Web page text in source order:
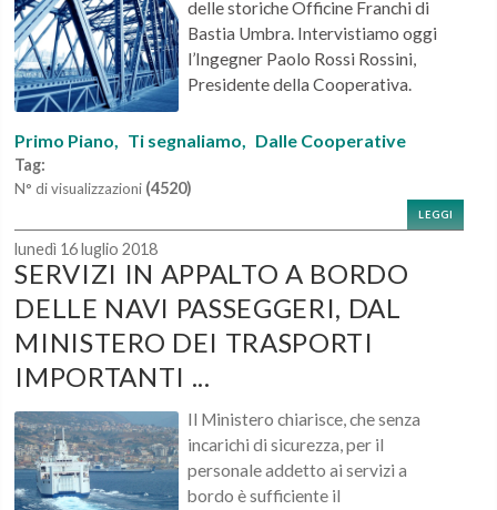
delle storiche Officine Franchi di
Bastia Umbra. Intervistiamo oggi
l’Ingegner Paolo Rossi Rossini,
Presidente della Cooperativa.
Primo Piano, Ti segnaliamo, Dalle Cooperative
Tag:
N° di visualizzazioni (4520)
LEGGI
lunedì 16 luglio 2018
SERVIZI IN APPALTO A BORDO
DELLE NAVI PASSEGGERI, DAL
MINISTERO DEI TRASPORTI
IMPORTANTI ...
Il Ministero chiarisce, che senza
incarichi di sicurezza, per il
personale addetto ai servizi a
bordo è sufficiente il